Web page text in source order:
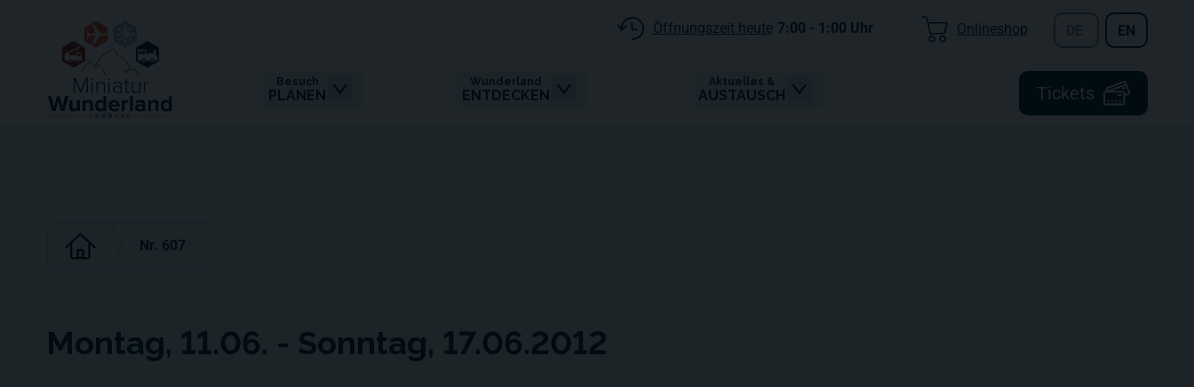
Tickets
Besuch
PLANEN
Wunderland
ENTDECKEN
Aktuelles &
AUSTAUSCH
Öffnungszeit heute 7:00 - 1:00 Uhr Onlineshop EN
Nr. 607
Montag, 11.06. - Sonntag, 17.06.2012